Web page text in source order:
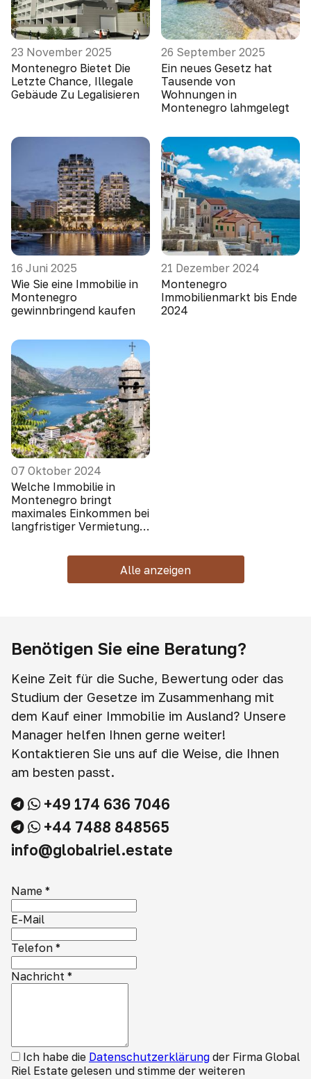
23 November 2025
Montenegro Bietet Die
Letzte Chance, Illegale
Gebäude Zu Legalisieren
26 September 2025
Ein neues Gesetz hat
Tausende von
Wohnungen in
Montenegro lahmgelegt
16 Juni 2025
Wie Sie eine Immobilie in
Montenegro
gewinnbringend kaufen
21 Dezember 2024
Montenegro
Immobilienmarkt bis Ende
2024
07 Oktober 2024
Welche Immobilie in
Montenegro bringt
maximales Einkommen bei
langfristiger Vermietung
Alle anzeigen
Benötigen Sie eine Beratung?
Keine Zeit für die Suche, Bewertung oder das
Studium der Gesetze im Zusammenhang mit
dem Kauf einer Immobilie im Ausland? Unsere
Manager helfen Ihnen gerne weiter!
Kontaktieren Sie uns auf die Weise, die Ihnen
am besten passt.
+49 174 636 7046
+44 7488 848565
info@globalriel.estate
Name *
E-Mail
Telefon *
Nachricht *
Ich habe die Datenschutzerklärung der Firma Global
Riel Estate gelesen und stimme der weiteren